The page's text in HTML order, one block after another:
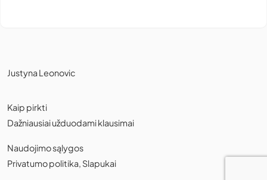
Justyna Leonovic
Kaip pirkti
Dažniausiai užduodami klausimai
Naudojimo sąlygos
Privatumo politika, Slapukai